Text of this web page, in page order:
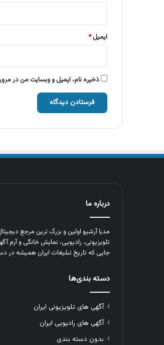
ایمیل*
ذخیره نام، ایمیل و وبسایت من در
درباره ما
مدیا آرشیو اولین و بزرگ‌ ترین مرجع
تلویزیونی، رادیویی، نمایش خانگی و آرم‌
جایی که تاریخ تبلیغات ایران همیشه
دسته بندی‌ها
آگهی های تلویزیونی ایران
آگهی های رادیویی ایران
بدون دسته بندی